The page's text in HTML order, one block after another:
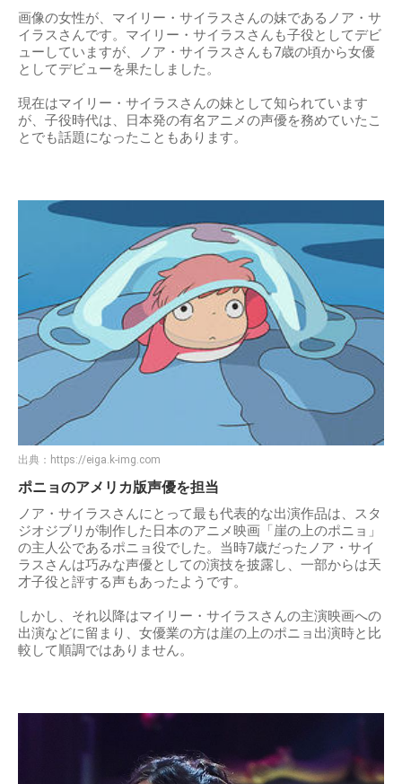
画像の女性が、マイリー・サイラスさんの妹であるノア・サ
イラスさんです。マイリー・サイラスさんも子役としてデビ
ューしていますが、ノア・サイラスさんも7歳の頃から女優
としてデビューを果たしました。
現在はマイリー・サイラスさんの妹として知られています
が、子役時代は、日本発の有名アニメの声優を務めていたこ
とでも話題になったこともあります。
出典： https://eiga.k-img.com
ポニョのアメリカ版声優を担当
ノア・サイラスさんにとって最も代表的な出演作品は、スタ
ジオジブリが制作した日本のアニメ映画「崖の上のポニョ」
の主人公であるポニョ役でした。当時7歳だったノア・サイ
ラスさんは巧みな声優としての演技を披露し、一部からは天
才子役と評する声もあったようです。
しかし、それ以降はマイリー・サイラスさんの主演映画への
出演などに留まり、女優業の方は崖の上のポニョ出演時と比
較して順調ではありません。